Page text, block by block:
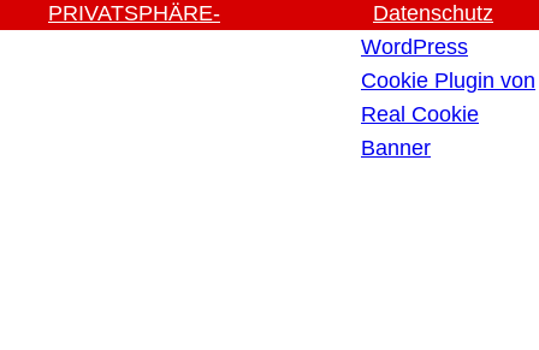
PRIVATSPHÄRE-
Datenschutz
WordPress
Cookie Plugin von
Real Cookie
Banner